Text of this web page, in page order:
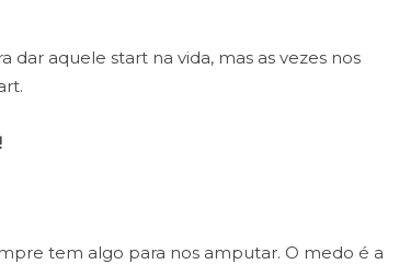
dar aquele start na vida, mas as vezes nos
tem algo para nos amputar. O medo é a